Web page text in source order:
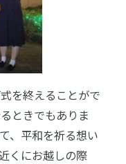
を終えることがで
ときでもありま
、平和を祈る想い
くにお越しの際